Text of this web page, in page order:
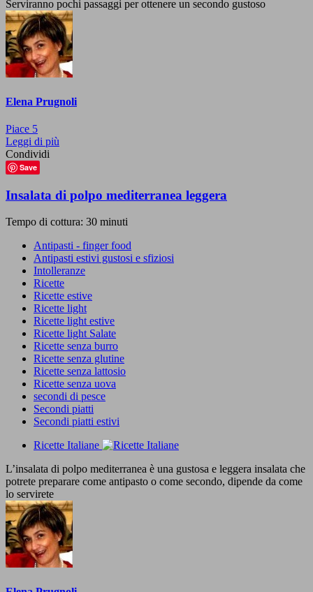
Serviranno pochi passaggi per ottenere un secondo gustoso
Elena Prugnoli
Piace 5
Leggi di più
Condividi
Save
Insalata di polpo mediterranea leggera
Tempo di cottura: 30 minuti
Antipasti - finger food
Antipasti estivi gustosi e sfiziosi
Intolleranze
Ricette
Ricette estive
Ricette light
Ricette light estive
Ricette light Salate
Ricette senza burro
Ricette senza glutine
Ricette senza lattosio
Ricette senza uova
secondi di pesce
Secondi piatti
Secondi piatti estivi
Ricette Italiane
L’insalata di polpo mediterranea è una gustosa e leggera insalata che
potrete preparare come antipasto o come secondo, dipende da come
lo servirete